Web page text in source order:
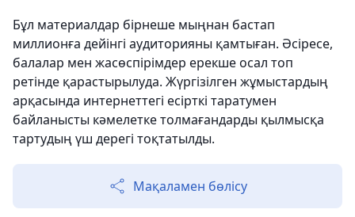
Бұл материалдар бірнеше мыңнан бастап
миллионға дейінгі аудиторияны қамтыған. Әсіресе,
балалар мен жасөспірімдер ерекше осал топ
ретінде қарастырылуда. Жүргізілген жұмыстардың
арқасында интернеттегі есірткі таратумен
байланысты кәмелетке толмағандарды қылмысқа
тартудың үш дерегі тоқтатылды.
Мақаламен бөлісу